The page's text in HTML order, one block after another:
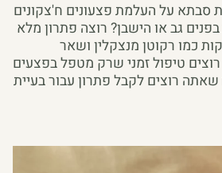
סבתא על העלמת פצעונים ח'צקונים
גב או הישבן? רוצה פתרון מלא
כמו רקוטן מנצקלין ושאר
טיפול זמני שרק מטפל בפצעים
רוצים לקבל פתרון עבור בעיית